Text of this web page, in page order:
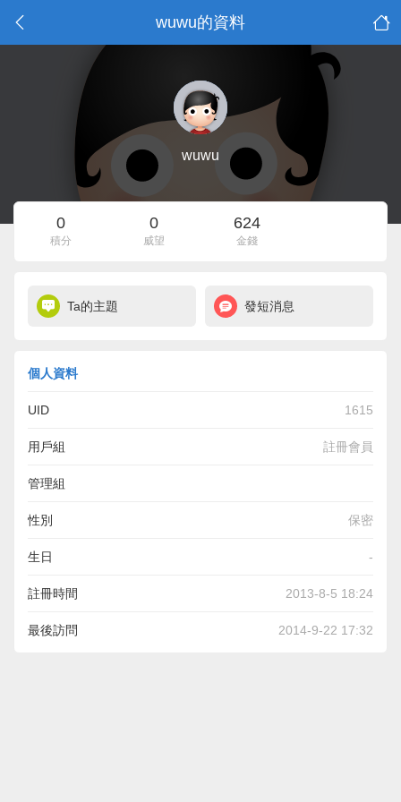
wuwu的資料
wuwu
0
積分
0
威望
624
金錢
Ta的主題 發短消息
個人資料
UID 1615
用戶組 註冊會員
管理組
性別 保密
生日 -
註冊時間 2013-8-5 18:24
最後訪問 2014-9-22 17:32